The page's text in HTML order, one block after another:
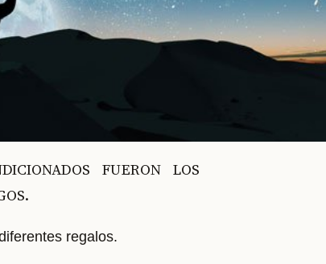
FUERON LOS
regalos.